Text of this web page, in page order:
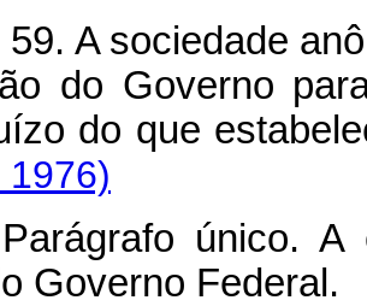
59. A sociedade
do Governo
do que
Parágrafo único.
Governo Federal.